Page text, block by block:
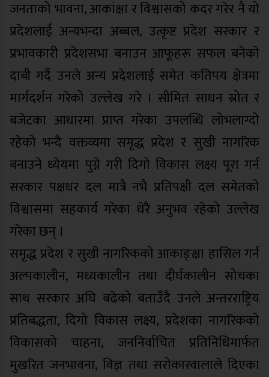
जनताको भावना, आकांक्षा र विश्वासको कदर गरेर नै यो
प्रदेशलाई अन्यभन्दा अब्बल, उत्कृष्ट प्रदेश सरकार र
प्रभावकारी प्रदेशसभा बनाउन आफूहरू सफल बनेको
दाबी गर्दै उनले अन्य प्रदेशलाई समेत कतिपय क्षेत्रमा
मार्गदर्शन गरेको उल्लेख गरे । सीमित साधन स्रोत र
बजेटका आधारमा प्राप्त गरेका उपलब्धि लोभलाग्दो
रहेको भन्दै वक्तव्यमा समृद्ध प्रदेश र सुखी नागरिक
बनाउने ध्येयमा पुग्ने गरी दिगो विकास लक्ष्य पूरा गर्न
सरकार पक्षधर दल मात्रै नभै प्रतिपक्षी दल समेतको
विश्वासमा सहकार्य गरेका धेरै अनुभव रहेको उल्लेख
गरेका छन् ।
समृद्ध प्रदेश र सुखी नागरिकको आकाङ्क्षा हासिल गर्न
अल्पकालीन, मध्यकालीन तथा दीर्घकालीन सोचका
साथ सरकार अघि बढेको बताउँदै उनले अन्तरराष्ट्रिय
प्रतिबद्धता, दिगो विकास लक्ष्य, प्रदेशका नागरिकको
विकासको चाहना, जननिर्वाचित प्रतिनिधिमार्फत
मुखरित जनभावना, विज्ञ तथा सरोकारवालाले दिएका